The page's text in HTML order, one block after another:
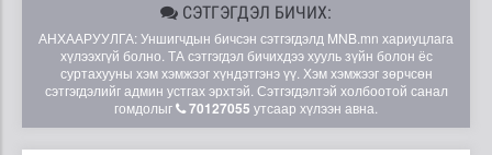
СЭТГЭГДЭЛ БИЧИХ:
АНХААРУУЛГА: Уншигчдын бичсэн сэтгэгдэлд MNB.mn хариуцлага
хүлээхгүй болно. ТА сэтгэгдэл бичихдээ хууль зүйн болон ёс
суртахууны хэм хэмжээг хүндэтгэнэ үү. Хэм хэмжээг зөрчсөн
сэтгэгдэлийг админ устгах эрхтэй. Сэтгэгдэлтэй холбоотой санал
гомдолыг
70127055 утсаар хүлээн авна.